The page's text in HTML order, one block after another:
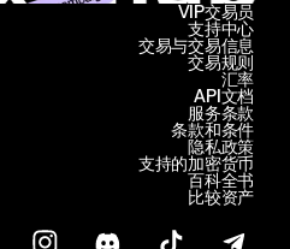
支持中心
交易与交易信息
VIP交易员
交易规则
汇率
API文档
服务条款
条款和条件
隐私政策
支持的加密货币
百科全书
比较资产